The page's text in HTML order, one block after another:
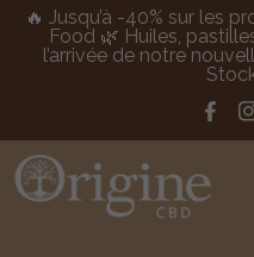
🔥 Jusqu’à -40% sur les
Food 🌿 Huiles,
l’arrivée de notre